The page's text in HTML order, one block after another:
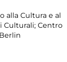
alla Cultura e al
Culturali; Centro